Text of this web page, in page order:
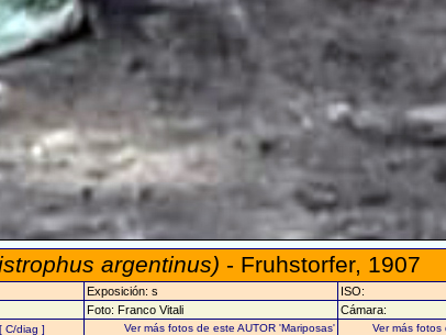
argentinus) - Fruhstorfer, 1907
Exposición: s
ISO:
Foto: Franco Vitali
Cámara:
[ C/diag ] Ver más fotos de este AUTOR 'Mariposas' Ver más fotos